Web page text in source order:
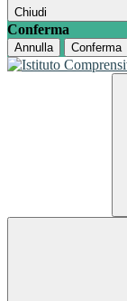
Chiudi
Conferma
Annulla Conferma